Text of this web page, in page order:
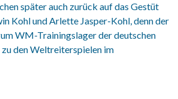
später auch zurück auf das Gestüt
Kohl und Arlette Jasper-Kohl, denn der
WM-Trainingslager der deutschen
den Weltreiterspielen im
GALA vom 25. Juni bis 29. Juni 2014